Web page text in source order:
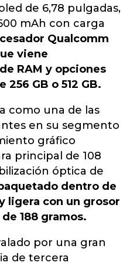
de 6,78 pulgadas,
mAh con carga
Qualcomm
viene
RAM y opciones
GB o 512 GB.
como una de las
en su segmento
gráfico
principal de 108
óptica de
dentro de
ligera con un grosor
188 gramos.
por una gran
de tercera